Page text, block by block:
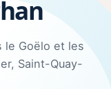
le Goëlo et les
Saint-Quay-